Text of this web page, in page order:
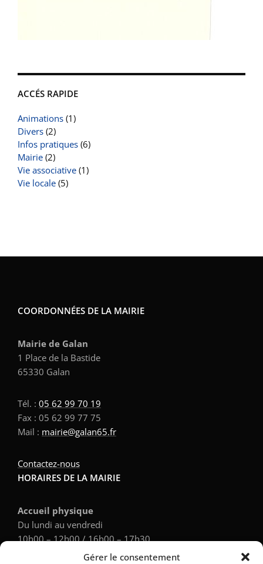
Gérer le consentement
ACCÉS RAPIDE
Animations (1)
Divers (2)
Infos pratiques (6)
Mairie (2)
Vie associative (1)
Vie locale (5)
COORDONNÉES DE LA MAIRIE
Mairie de Galan
1 Place de la Bastide
65330 Galan
Tél. : 05 62 99 70 19
Fax : 05 62 99 77 75
Mail : mairie@galan65.fr
Contactez-nous
HORAIRES DE LA MAIRIE
Accueil physique
Du lundi au vendredi
10h00 – 12h00 / 16h00 – 17h30